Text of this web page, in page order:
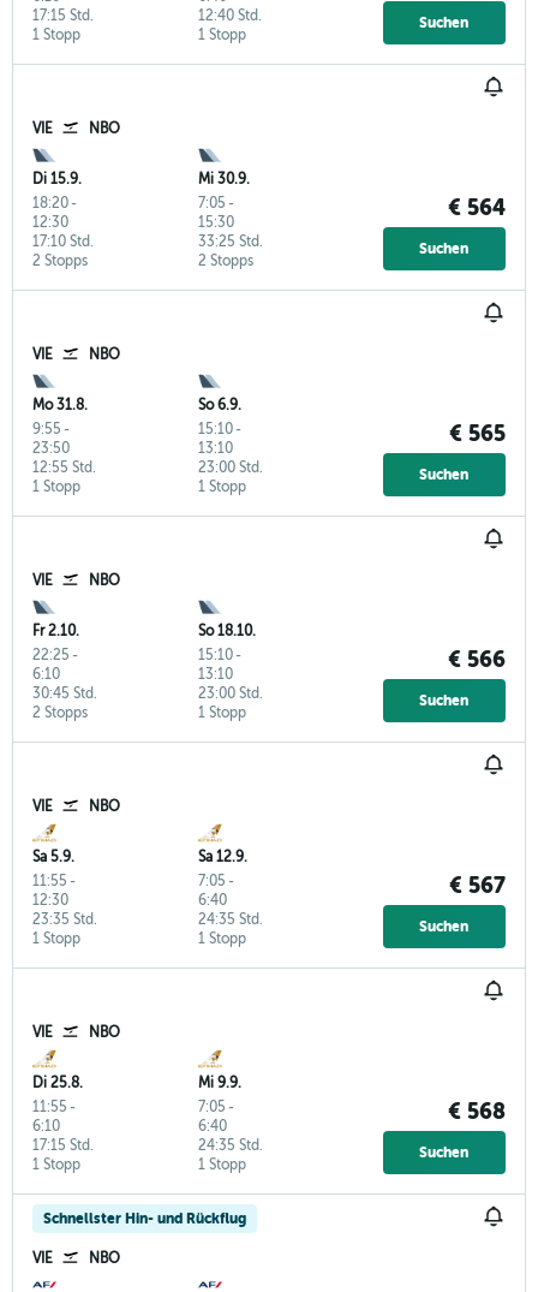
1 Stopp
17:15 Std.
1 Stopp
12:40 Std. Suchen
VIE NBO
Di 15.9.
18:20-
12:30
2 Stopps
17:10 Std.
Mi 30.9.
7:05 -
15:30
2 Stopps
33:25 Std.
€ 564
Suchen
VIE NBO
Mo 31.8.
9:55 -
23:50
1 Stopp
12:55 Std.
So 6.9.
15:10-
13:10
1 Stopp
23:00 Std.
€ 565
Suchen
VIE NBO
Fr 2.10.
22:25 -
6:10
2 Stopps
30:45 Std.
So 18.10.
15:10-
13:10
1 Stopp
23:00 Std.
€ 566
Suchen
VIE NBO
Sa 5.9.
11:55 -
12:30
1 Stopp
23:35 Std.
Sa 12.9.
7:05 -
6:40
1 Stopp
24:35 Std.
€ 567
Suchen
VIE NBO
Di 25.8.
11:55 -
6:10
1 Stopp
17:15 Std.
Mi 9.9.
7:05 -
6:40
1 Stopp
24:35 Std.
€ 568
Suchen
Schnellster Hin- und Rückflug
VIE NBO